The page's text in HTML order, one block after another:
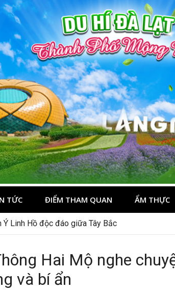
TỨC ĐIỂM THAM QUAN ẨM THỰC
Ý Linh Hồ độc đáo giữa Tây Bắc
Hai Mộ nghe
và bí ẩn